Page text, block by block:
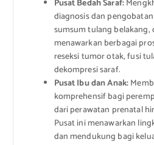
Pusat Bedah Saraf:
diagnosis dan
sumsum tulang belakang,
menawarkan berbagai
reseksi tumor otak, fusi
dekompresi saraf.
Pusat Ibu dan Anak:
komprehensif bagi
dari perawatan prenatal
Pusat ini menawarkan
dan mendukung bagi